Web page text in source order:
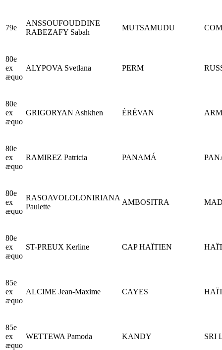
79e
ANSSOUFOUDDINE
RABEZAFY Sabah
MUTSAMUDU
80e
ex
æquo
ALYPOVA Svetlana PERM
80e
ex
æquo
GRIGORYAN Ashkhen ÉRÉVAN
80e
ex
æquo
RAMIREZ Patricia PANAMÁ
80e
ex
æquo
RASOAVOLOLONIRIANA
Paulette
AMBOSITRA
80e
ex
æquo
ST-PREUX Kerline CAP HAÏTIEN
85e
ex
æquo
ALCIME Jean-Maxime CAYES
85e
ex
æquo
WETTEWA Pamoda KANDY SRI